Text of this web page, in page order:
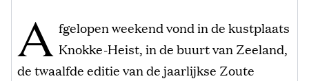
A fgelopen weekend vond in de kustplaats
Knokke-Heist, in de buurt van Zeeland,
de twaalfde editie van de jaarlijkse Zoute